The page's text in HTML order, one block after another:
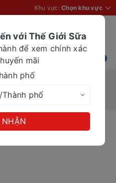
Khu vực: Chọn khu vực
Chính Hãng Ở Đâu?
Chính
với Thế Giới Sữa
để xem chính xác
mãi
phố
NHẬN